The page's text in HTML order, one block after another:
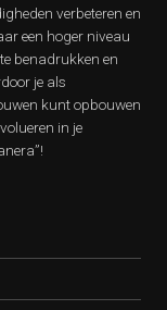
verbeteren en
een hoger niveau
benadrukken en
je als
kunt opbouwen
in je